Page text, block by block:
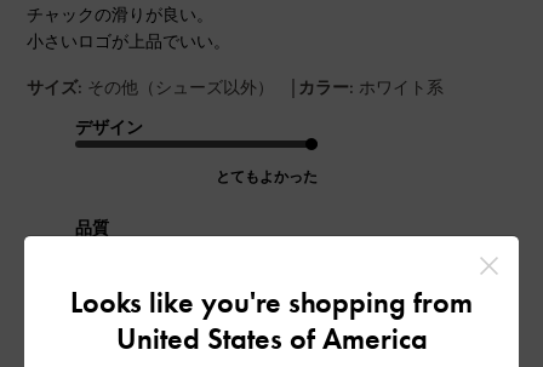
チャックの滑りが良い。
小さいロゴが上品でいい。
サイズ: その他（シューズ以外） | カラー: ホワイト系
デザイン
とてもよかった
品質
もっと見る
Looks like you're shopping from
United States of America